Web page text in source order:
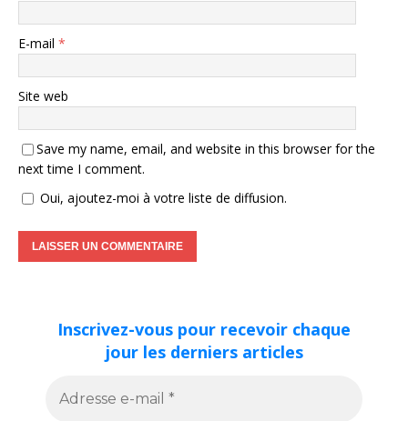
E-mail *
Site web
Save my name, email, and website in this browser for the
next time I comment.
Oui, ajoutez-moi à votre liste de diffusion.
Inscrivez-vous pour recevoir chaque
jour les derniers articles